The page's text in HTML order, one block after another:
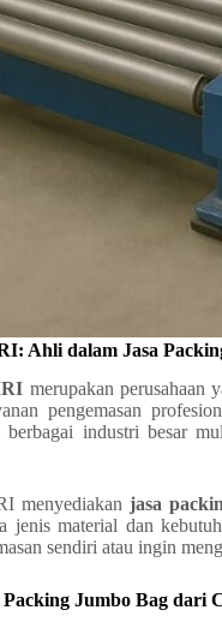
Ahli dalam Jasa
merupakan perusahaan
pengemasan
industri besar
menyediakanjasa
jenis material dan
sendiri atau ingin
Packing Jumbo Bag